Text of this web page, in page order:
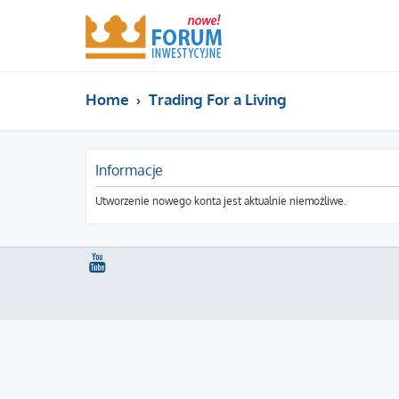
Home Trading For a Living
Informacje
Utworzenie nowego konta jest aktualnie niemożliwe.